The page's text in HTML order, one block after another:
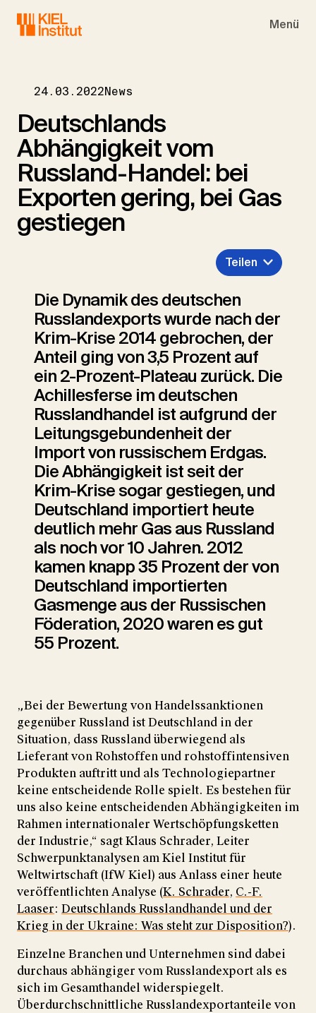
Menü
24.03.2022News
Deutschlands
Abhängigkeit vom
Russland-Handel: bei
Exporten gering, bei Gas
gestiegen
Teilen
Die Dynamik des deutschen
Russlandexports wurde nach der
Krim-Krise 2014 gebrochen, der
Anteil ging von 3,5 Prozent auf
ein 2-Prozent-Plateau zurück. Die
Achillesferse im deutschen
Russlandhandel ist aufgrund der
Leitungsgebundenheit der
Import von russischem Erdgas.
Die Abhängigkeit ist seit der
Krim-Krise sogar gestiegen, und
Deutschland importiert heute
deutlich mehr Gas aus Russland
als noch vor 10 Jahren. 2012
kamen knapp 35 Prozent der von
Deutschland importierten
Gasmenge aus der Russischen
Föderation, 2020 waren es gut
55 Prozent.
„Bei der Bewertung von Handelssanktionen
gegenüber Russland ist Deutschland in der
Situation, dass Russland überwiegend als
Lieferant von Rohstoffen und rohstoffintensiven
Produkten auftritt und als Technologiepartner
keine entscheidende Rolle spielt. Es bestehen für
uns also keine entscheidenden Abhängigkeiten im
Rahmen internationaler Wertschöpfungsketten
der Industrie,“ sagt Klaus Schrader, Leiter
Schwerpunktanalysen am Kiel Institut für
Weltwirtschaft (IfW Kiel) aus Anlass einer heute
veröffentlichten Analyse (K. Schrader, C.-F.
Laaser: Deutschlands Russlandhandel und der
Krieg in der Ukraine: Was steht zur Disposition?).
Einzelne Branchen und Unternehmen sind dabei
durchaus abhängiger vom Russlandexport als es
sich im Gesamthandel widerspiegelt.
Überdurchschnittliche Russlandexportanteile von